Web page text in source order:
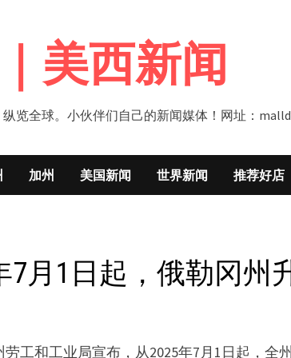
美西新闻
览全球。小伙伴们自己的新闻媒体！网址：
加州 美国新闻 世界新闻 推荐好店
7月1日起，俄勒冈州
工和工业局宣布，从2025年7月1日起，全